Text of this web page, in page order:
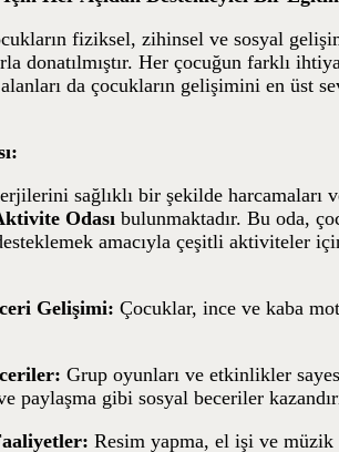
fiziksel, zihinsel ve sosyal
donatılmıştır. Her çocuğun farklı
da çocukların gelişimini en üst
sağlıklı bir şekilde
Odası bulunmaktadır. Bu oda,
amacıyla çeşitli aktiviteler
Gelişimi: Çocuklar, ince ve kaba
Grup oyunları ve etkinlikler
paylaşma gibi sosyal beceriler
Resim yapma, el işi ve